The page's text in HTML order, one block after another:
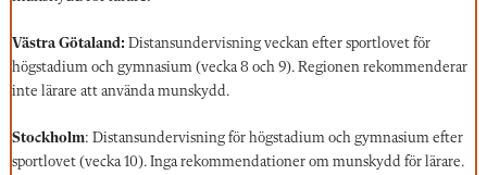
Västra Götaland: Distansundervisning veckan efter sportlovet för
högstadium och gymnasium (vecka 8 och 9). Regionen rekommenderar
inte lärare att använda munskydd.
Stockholm: Distansundervisning för högstadium och gymnasium efter
sportlovet (vecka 10). Inga rekommendationer om munskydd för lärare.